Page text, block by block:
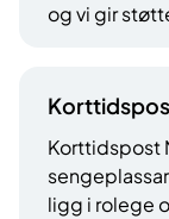
og vi gir
Korttidspost
ligg i rolege